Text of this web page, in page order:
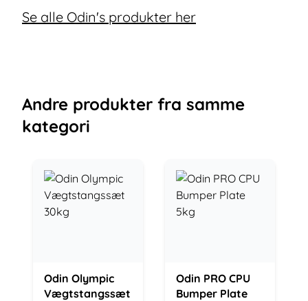
Se alle Odin's produkter her
Andre produkter fra samme
kategori
Odin Olympic
Vægtstangssæt
Odin PRO CPU
Bumper Plate